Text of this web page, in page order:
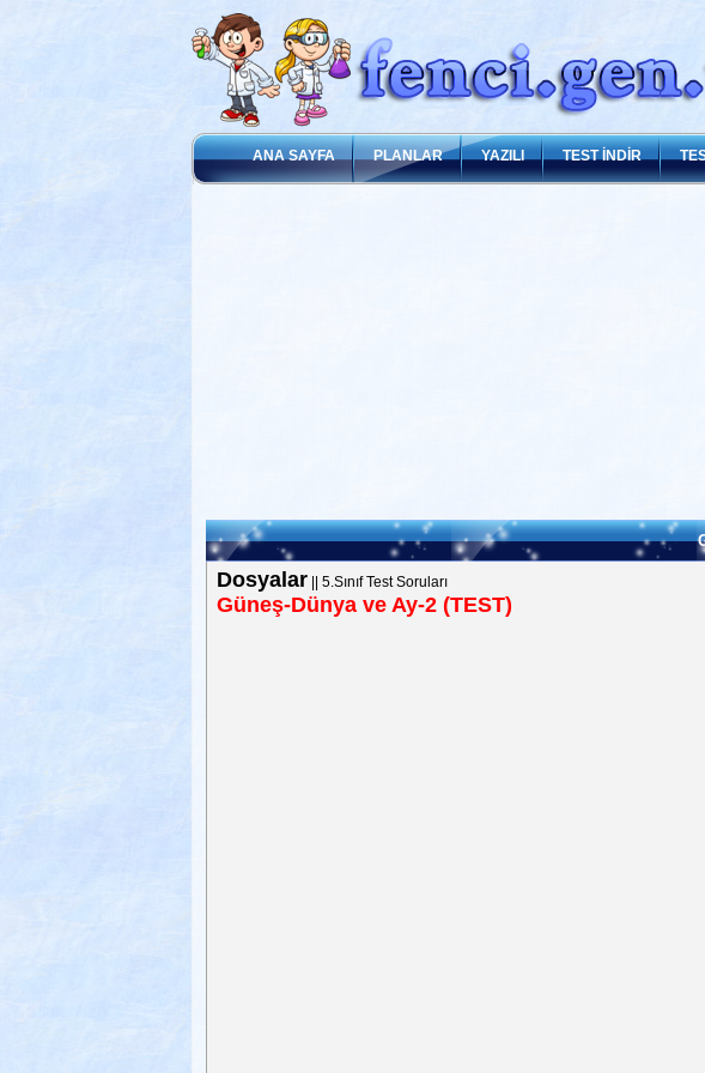
ANA SAYFA PLANLAR YAZILI TEST İNDİR
Dosyalar|| 5.Sınıf Test Soruları
Güneş-Dünya ve Ay-2 (TEST)